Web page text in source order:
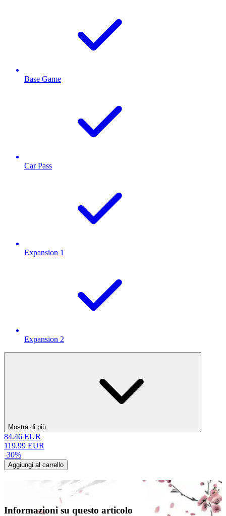
Base Game
Car Pass
Expansion 1
Expansion 2
Mostra di più
84.46 EUR
119.99 EUR
-30%
Aggiungi al carrello
Informazioni su questo articolo